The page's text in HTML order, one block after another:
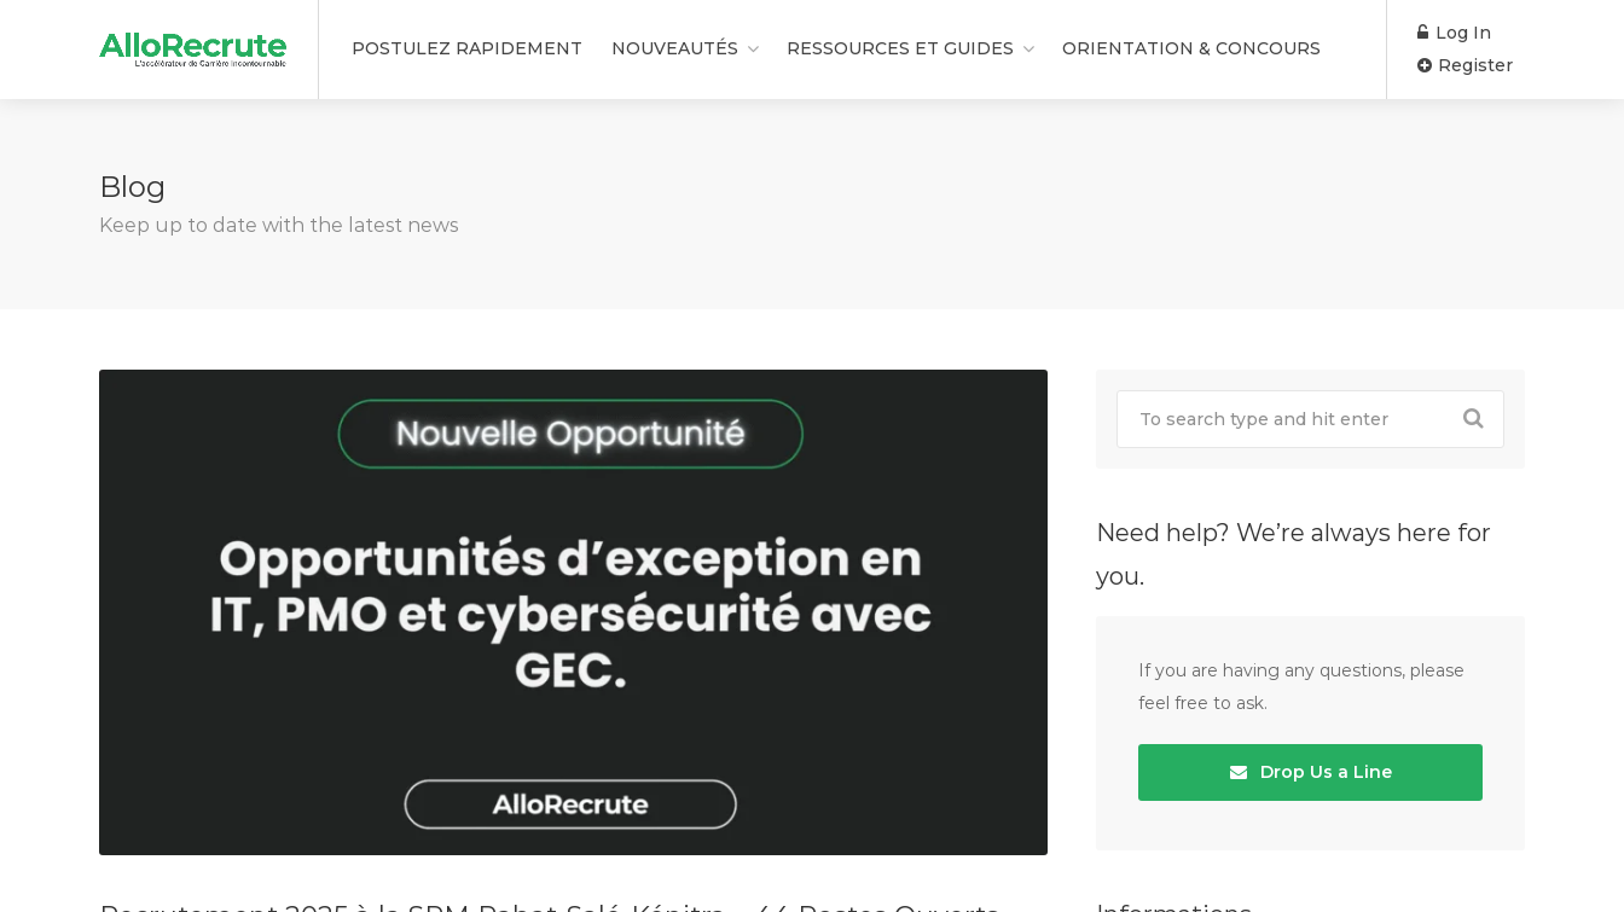
POSTULEZ RAPIDEMENT NOUVEAUTÉS RESSOURCES ET GUIDES ORIENTATION & CONCOURS
Log In
Register
Blog
Keep up to date with the latest news
Need help? We’re always here for
you.
If you are having any questions, please
feel free to ask.
Drop Us a Line